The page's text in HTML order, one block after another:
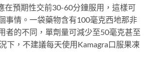
在預期性交前30-60分鐘服用，這樣可
事情。一袋藥物含有100毫克西地那非
者的不同，單劑量可減少至50毫克甚至
下，不建議每天使用Kamagra口服果凍